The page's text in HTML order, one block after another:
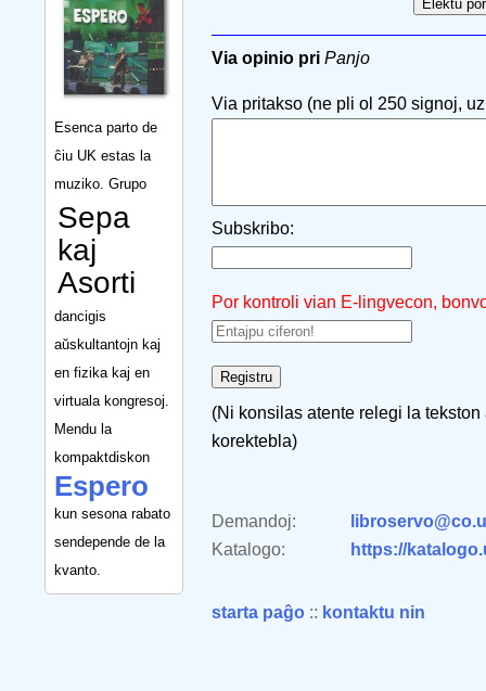
Esenca parto de
ĉiu UK estas la
muziko. Grupo
Sepa
kaj
Asorti
dancigis
aŭskultantojn kaj
en fizika kaj en
virtuala kongresoj.
Mendu la
kompaktdiskon
Espero
kun sesona rabato
sendepende de la
kvanto.
Via opinio pri Panjo
Via pritakso (ne pli ol 250 signoj,
Subskribo:
Por kontroli vian E-lingvecon,
(Ni konsilas atente relegi la
korektebla)
Demandoj:
Katalogo:
https://
starta paĝo :: kontaktu nin